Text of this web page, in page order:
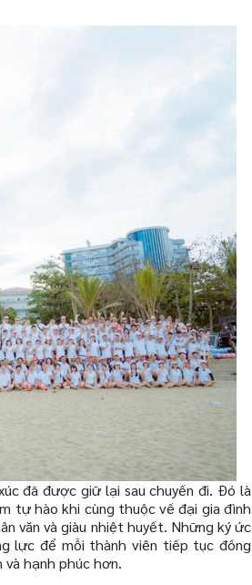
đã được giữ lại sau chuyến đi. Đó là
tự hào khi cùng thuộc về đại gia đình
văn và giàu nhiệt huyết. Những ký ức
lực để mỗi thành viên tiếp tục đồng
và hạnh phúc hơn.